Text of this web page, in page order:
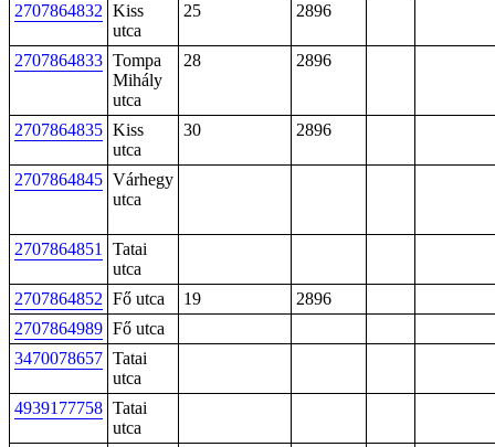
2707864832 Kiss
utca
25 2896
2707864833 Tompa
Mihály
utca
28 2896
2707864835 Kiss
utca
30 2896
2707864845 Várhegy
utca
2707864851
Tatai
utca
2707864852 Fő utca 19
2896
2707864989 Fő utca
3470078657 Tatai
utca
4939177758 Tatai
utca